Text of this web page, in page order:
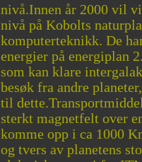
nivå.Innen år 2000 vil
nivå på Kobolts
komputerteknikk. De
energier på energiplan
som kan klare
besøk fra andre
til
sterkt magnetfelt over
komme opp i ca 1000
og tvers av planetens